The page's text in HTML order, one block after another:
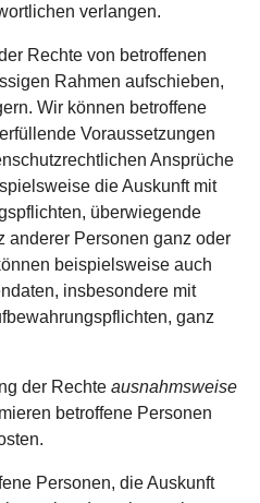
verlangen.
Rechte von betroffenen
Rahmen auf­schieben,
Wir können betroffene
Voraus­setzungen
Ansprüche
die Aus­kunft mit
überwiegende
anderer Personen ganz oder
beispielsweise auch
ins­besondere mit
ganz
der Rechte ausnahms­weise
be­troffene Per­sonen
Personen, die Auskunft